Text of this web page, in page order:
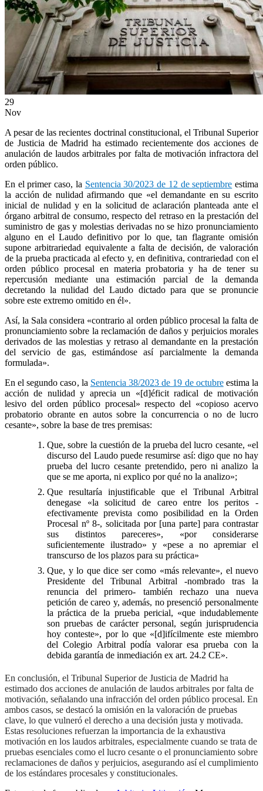
ES
EN
29
Nov
A pesar de las recientes doctrinal constitucional, el Tribunal Superior
de Justicia de Madrid ha estimado recientemente dos acciones de
anulación de laudos arbitrales por falta de motivación infractora del
orden público.
En el primer caso, la Sentencia 30/2023 de 12 de septiembre estima
la acción de nulidad afirmando que «el demandante en su escrito
inicial de nulidad y en la solicitud de aclaración planteada ante el
órgano arbitral de consumo, respecto del retraso en la prestación del
suministro de gas y molestias derivadas no se hizo pronunciamiento
alguno en el Laudo definitivo por lo que, tan flagrante omisión
supone arbitrariedad equivalente a falta de decisión, de valoración
de la prueba practicada al efecto y, en definitiva, contrariedad con el
orden público procesal en materia probatoria y ha de tener su
repercusión mediante una estimación parcial de la demanda
decretando la nulidad del Laudo dictado para que se pronuncie
sobre este extremo omitido en él».
Así, la Sala considera «contrario al orden público procesal la falta de
pronunciamiento sobre la reclamación de daños y perjuicios morales
derivados de las molestias y retraso al demandante en la prestación
del servicio de gas, estimándose así parcialmente la demanda
formulada».
En el segundo caso, la Sentencia 38/2023 de 19 de octubreestima la
acción de nulidad y aprecia un «[d]éficit radical de motivación
lesivo del orden público procesal» respecto del «copioso acervo
probatorio obrante en autos sobre la concurrencia o no de lucro
cesante», sobre la base de tres premisas:
Que, sobre la cuestión de la prueba del lucro cesante, «el
discurso del Laudo puede resumirse así: digo que no hay
prueba del lucro cesante pretendido, pero ni analizo la
que se me aporta, ni explico por qué no la analizo»;
Que resultaría injustificable que el Tribunal Arbitral
denegase «la solicitud de careo entre los peritos -
efectivamente prevista como posibilidad en la Orden
Procesal nº 8-, solicitada por [una parte] para contrastar
sus distintos pareceres», «por considerarse
suficientemente ilustrado» y «pese a no apremiar el
transcurso de los plazos para su práctica»
Que, y lo que dice ser como «más relevante», el nuevo
Presidente del Tribunal Arbitral -nombrado tras la
renuncia del primero- también rechazo una nueva
petición de careo y, además, no presenció personalmente
la práctica de la prueba pericial, «que indudablemente
son pruebas de carácter personal, según jurisprudencia
hoy conteste», por lo que «[d]ifícilmente este miembro
del Colegio Arbitral podía valorar esa prueba con la
debida garantía de inmediación ex art. 24.2 CE».
En conclusión, el Tribunal Superior de Justicia de Madrid ha
estimado dos acciones de anulación de laudos arbitrales por falta de
motivación, señalando una infracción del orden público procesal. En
ambos casos, se destacó la omisión en la valoración de pruebas
clave, lo que vulneró el derecho a una decisión justa y motivada.
Estas resoluciones refuerzan la importancia de la exhaustiva
motivación en los laudos arbitrales, especialmente cuando se trata de
pruebas esenciales como el lucro cesante o el pronunciamiento sobre
reclamaciones de daños y perjuicios, asegurando así el cumplimiento
de los estándares procesales y constitucionales.